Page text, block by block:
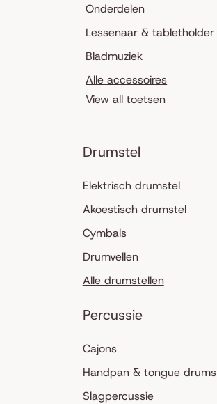
Onderdelen
Lessenaar & tabletholder
Bladmuziek
Alle accessoires
View all toetsen
Drumstel
Elektrisch drumstel
Akoestisch drumstel
Cymbals
Drumvellen
Alle drumstellen
Percussie
Cajons
Handpan & tongue drums
Slagpercussie